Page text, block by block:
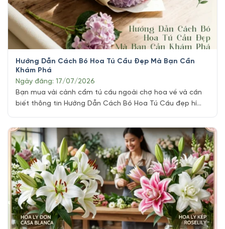
Hướng Dẫn Cách Bó Hoa Tú Cầu Đẹp Mà Bạn Cần
Khám Phá
Ngày đăng: 17/07/2026
Bạn mua vài cành cẩm tú cầu ngoài chợ hoa về và cần
biết thông tin Hướng Dẫn Cách Bó Hoa Tú Cầu đẹp hí
cụm hoa đã rũ mềm, cánh mỏng như giấy bắt đầu quăn
mép. Đây là tình huống chúng mình [...]